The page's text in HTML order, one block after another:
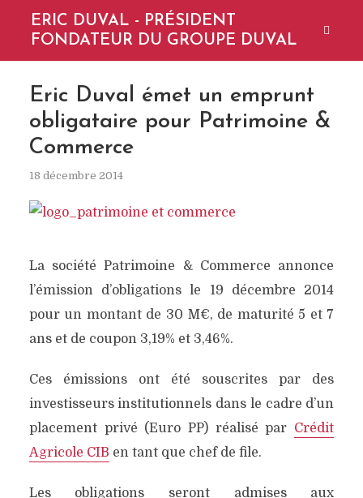
ERIC DUVAL - PRÉSIDENT
FONDATEUR DU GROUPE DUVAL
Eric Duval émet un emprunt
obligataire pour Patrimoine &
Commerce
18 décembre 2014
La société Patrimoine & Commerce annonce
l’émission d’obligations le 19 décembre 2014
pour un montant de 30 M€, de maturité 5 et 7
ans et de coupon 3,19% et 3,46%.
Ces émissions ont été souscrites par des
investisseurs institutionnels dans le cadre d’un
placement privé (Euro PP) réalisé par Crédit
Agricole CIB en tant que chef de file.
Les obligations seront admises aux